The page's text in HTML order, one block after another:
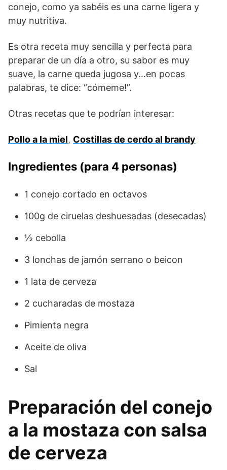
conejo, como ya sabéis es una carne ligera y
muy nutritiva.
Es otra receta muy sencilla y perfecta para
preparar de un día a otro, su sabor es muy
suave, la carne queda jugosa y…en pocas
palabras, te dice: “cómeme!”.
Otras recetas que te podrían interesar:
Pollo a la miel, Costillas de cerdo al brandy
Ingredientes (para 4 personas)
1 conejo cortado en octavos
100g de ciruelas deshuesadas (desecadas)
½ cebolla
3 lonchas de jamón serrano o beicon
1 lata de cerveza
2 cucharadas de mostaza
Pimienta negra
Aceite de oliva
Sal
Preparación del conejo
a la mostaza con salsa
de cerveza